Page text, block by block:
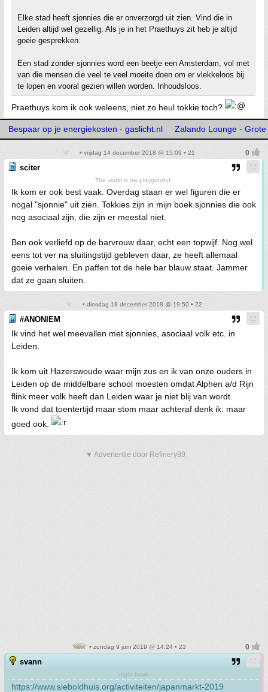
Elke stad heeft sjonnies die er onverzorgd uit zien. Vind die in
Leiden altijd wel gezellig. Als je in het Praethuys zit heb je altijd
goeie gesprekken.
Een stad zonder sjonnies word een beetje een Amsterdam, vol met
van die mensen die veel te veel moeite doen om er vlekkeloos bij
te lopen en vooral gezien willen worden. Inhoudsloos.
Praethuys kom ik ook weleens, niet zo heul tokkie toch?
Bespaar op je energiekosten - gaslicht.nl Zalando Lounge -
• vrijdag 14 december 2018 @ 15:09 • 21
sciter
The world is my playground.
Ik kom er ook best vaak. Overdag staan er wel figuren die er
nogal "sjonnie" uit zien. Tokkies zijn in mijn boek sjonnies die ook
nog asociaal zijn, die zijn er meestal niet.
Ben ook verliefd op de barvrouw daar, echt een topwijf. Nog wel
eens tot ver na sluitingstijd gebleven daar, ze heeft allemaal
goeie verhalen. En paffen tot de hele bar blauw staat. Jammer
dat ze gaan sluiten.
• dinsdag 18 december 2018 @ 19:50 • 22
#ANONIEM
Ik vind het wel meevallen met sjonnies, asociaal volk etc. in
Leiden.
Ik kom uit Hazerswoude waar mijn zus en ik van onze ouders in
Leiden op de middelbare school moesten omdat Alphen a/d Rijn
flink meer volk heeft dan Leiden waar je niet blij van wordt.
Ik vond dat toentertijd maar stom maar achteraf denk ik: maar
goed ook.
▼ Advertentie door Refinery89
• zondag 9 juni 2019 @ 14:24 • 23
svann
night-hawk
https://www.sieboldhuis.org/activiteiten/japanmarkt-2019